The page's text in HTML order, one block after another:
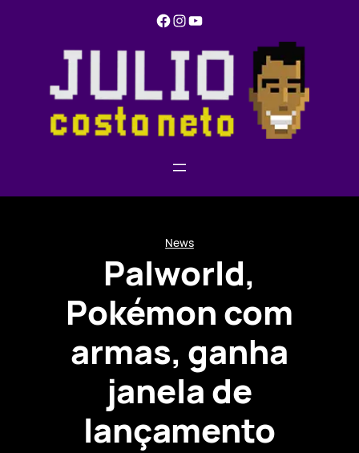
Facebook Instagram YouTube
News
Palworld,
Pokémon com
armas, ganha
janela de
lançamento